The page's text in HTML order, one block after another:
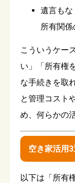
遺言もな
所有関
こういうケー
い」「所有権
な手続きを取
と管理コスト
め、何らかの
空き家活用
以下は「所有